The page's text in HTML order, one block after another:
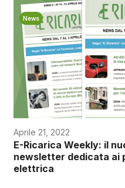
News
Aprile 21, 2022
E-Ricarica Weekly: il
newsletter dedicata ai
elettrica